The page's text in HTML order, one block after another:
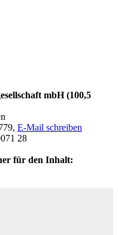
mbH (100,5
E-Mail schreiben
28
für den Inhalt: